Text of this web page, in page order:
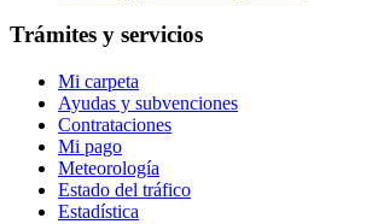
Trámites y servicios
Mi carpeta
Ayudas y subvenciones
Contrataciones
Mi pago
Meteorología
Estado del tráfico
Estadística